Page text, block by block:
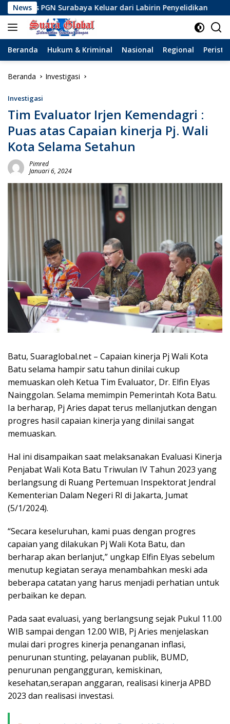
Langsung
ke
konten
News Keluar dari Labirin Penyelidikan Dinamika
Beranda Hukum & Kriminal Nasional Regional
Beranda Investigasi
Investigasi
Tim Evaluator Irjen Kemendagri :
Puas atas Capaian kinerja Pj. Wali
Kota Selama Setahun
Pimred
Januari 6, 2024
Batu, Suaraglobal.net – Capaian kinerja Pj Wali Kota
Batu selama hampir satu tahun dinilai cukup
memuaskan oleh Ketua Tim Evaluator, Dr. Elfin Elyas
Nainggolan. Selama memimpin Pemerintah Kota Batu.
Ia berharap, Pj Aries dapat terus mellanjutkan dengan
progres hasil capaian kinerja yang dinilai sangat
memuaskan.
Hal ini disampaikan saat melaksanakan Evaluasi Kinerja
Penjabat Wali Kota Batu Triwulan IV Tahun 2023 yang
berlangsung di Ruang Pertemuan Inspektorat Jendral
Kementerian Dalam Negeri RI di Jakarta, Jumat
(5/1/2024).
“Secara keseluruhan, kami puas dengan progres
capaian yang dilakukan Pj Wali Kota Batu, dan
berharap akan berlanjut,” ungkap Elfin Elyas sebelum
menutup kegiatan seraya menambahkan meski ada
beberapa catatan yang harus menjadi perhatian untuk
perbaikan ke depan.
Pada saat evaluasi, yang berlangsung sejak Pukul 11.00
WIB sampai dengan 12.00 WIB, Pj Aries menjelaskan
mulai dari progres kinerja penanganan inflasi,
penurunan stunting, pelayanan publik, BUMD,
penurunan pengangguran, kemiskinan,
kesehatan,serapan anggaran, realisasi kinerja APBD
2023 dan realisasi investasi.